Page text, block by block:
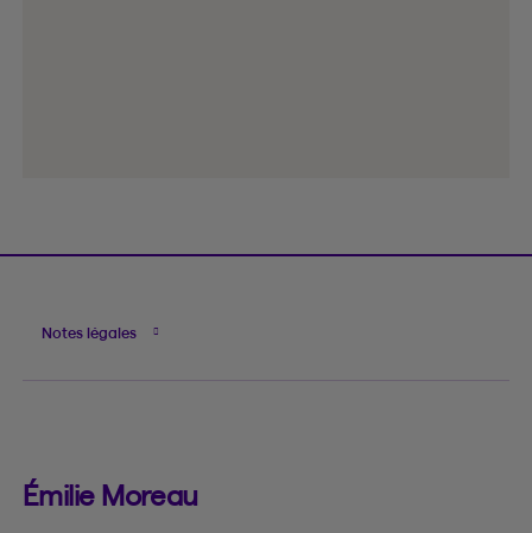
Notes légales
Émilie Moreau